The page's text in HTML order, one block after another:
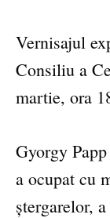
Vernisajul
Consiliu a
martie, ora
Gyorgy
a ocupat cu
ștergarelor,